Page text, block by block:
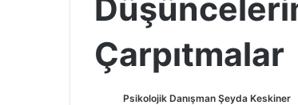
Çarpıtmalar
Psikolojik Danışman Şeyda Keskiner